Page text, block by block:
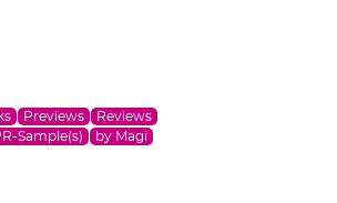
Previews
Reviews
Sample(s) by Magi